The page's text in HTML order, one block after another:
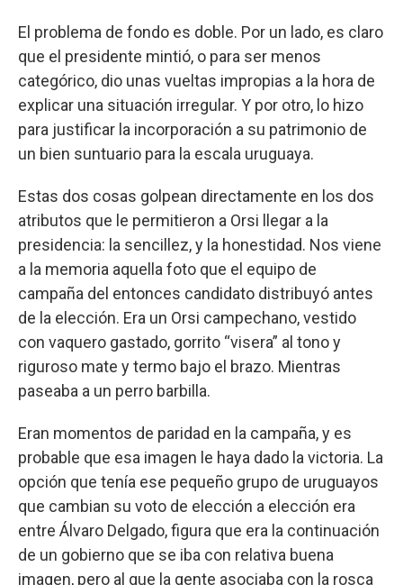
El problema de fondo es doble. Por un lado, es claro
que el presidente mintió, o para ser menos
categórico, dio unas vueltas impropias a la hora de
explicar una situación irregular. Y por otro, lo hizo
para justificar la incorporación a su patrimonio de
un bien suntuario para la escala uruguaya.
Estas dos cosas golpean directamente en los dos
atributos que le permitieron a Orsi llegar a la
presidencia: la sencillez, y la honestidad. Nos viene
a la memoria aquella foto que el equipo de
campaña del entonces candidato distribuyó antes
de la elección. Era un Orsi campechano, vestido
con vaquero gastado, gorrito “visera” al tono y
riguroso mate y termo bajo el brazo. Mientras
paseaba a un perro barbilla.
Eran momentos de paridad en la campaña, y es
probable que esa imagen le haya dado la victoria. La
opción que tenía ese pequeño grupo de uruguayos
que cambian su voto de elección a elección era
entre Álvaro Delgado, figura que era la continuación
de un gobierno que se iba con relativa buena
imagen, pero al que la gente asociaba con la rosca